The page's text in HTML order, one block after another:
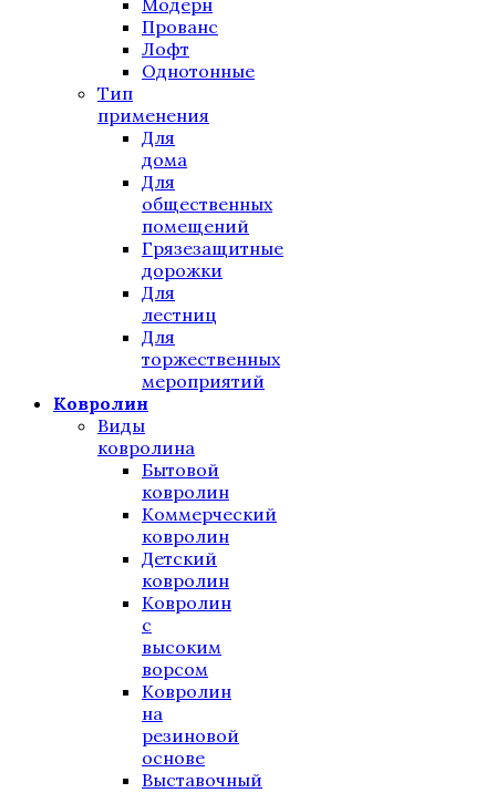
Прованс
Лофт
Однотонные
Тип
применения
Для
дома
Для
общественных
помещений
Грязезащитные
дорожки
Для
лестниц
Для
торжественных
мероприятий
Ковролин
Виды
ковролина
Бытовой
ковролин
Коммерческий
ковролин
Детский
ковролин
Ковролин
с
высоким
ворсом
Ковролин
на
резиновой
основе
Выставочный